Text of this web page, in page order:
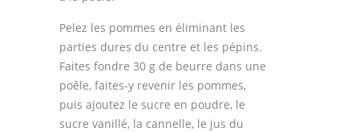
Pelez les pommes en éliminant les
parties dures du centre et les pépins.
Faites fondre 30 g de beurre dans une
poêle, faites-y revenir les pommes,
puis ajoutez le sucre en poudre, le
sucre vanillé, la cannelle, le jus du